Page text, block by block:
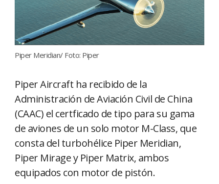
Piper Meridian/ Foto: Piper
Piper Aircraft ha recibido de la
Administración de Aviación Civil de China
(CAAC) el certficado de tipo para su gama
de aviones de un solo motor M-Class, que
consta del turbohélice Piper Meridian,
Piper Mirage y Piper Matrix, ambos
equipados con motor de pistón.